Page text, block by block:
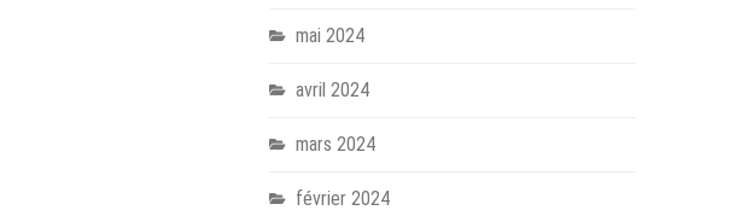
mai 2024
avril 2024
mars 2024
février 2024